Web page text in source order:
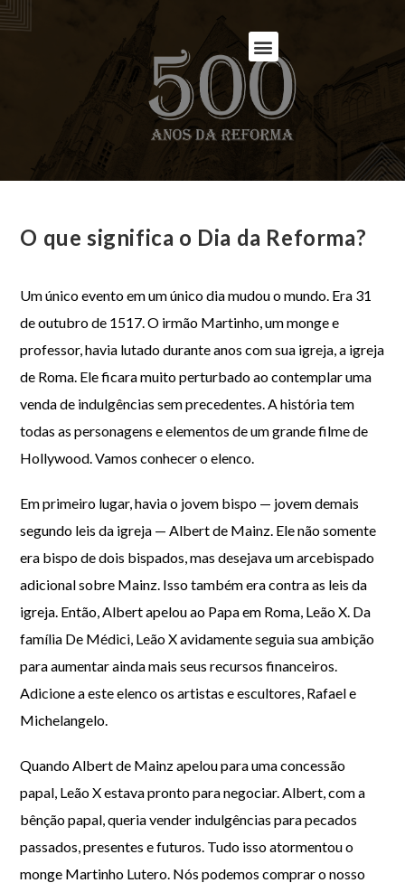
O que significa o Dia da Reforma?
Um único evento em um único dia mudou o mundo. Era 31
de outubro de 1517. O irmão Martinho, um monge e
professor, havia lutado durante anos com sua igreja, a igreja
de Roma. Ele ficara muito perturbado ao contemplar uma
venda de indulgências sem precedentes. A história tem
todas as personagens e elementos de um grande filme de
Hollywood. Vamos conhecer o elenco.
Em primeiro lugar, havia o jovem bispo — jovem demais
segundo leis da igreja — Albert de Mainz. Ele não somente
era bispo de dois bispados, mas desejava um arcebispado
adicional sobre Mainz. Isso também era contra as leis da
igreja. Então, Albert apelou ao Papa em Roma, Leão X. Da
família De Médici, Leão X avidamente seguia sua ambição
para aumentar ainda mais seus recursos financeiros.
Adicione a este elenco os artistas e escultores, Rafael e
Michelangelo.
Quando Albert de Mainz apelou para uma concessão
papal, Leão X estava pronto para negociar. Albert, com a
bênção papal, queria vender indulgências para pecados
passados, presentes e futuros. Tudo isso atormentou o
monge Martinho Lutero. Nós podemos comprar o nosso